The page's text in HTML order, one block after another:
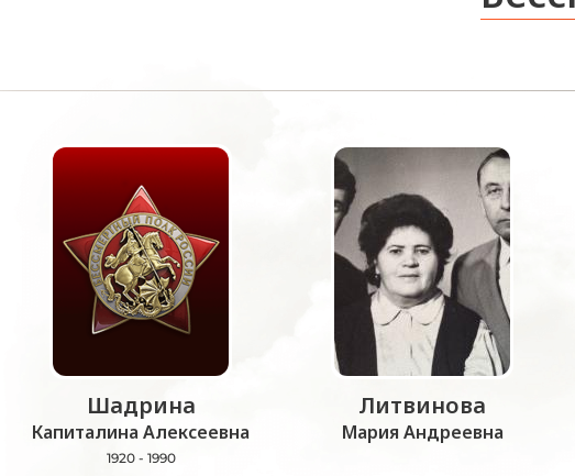
Шадрина
Капиталина Алексеевна
1920 - 1990
Литвинова
Мария Андреевна